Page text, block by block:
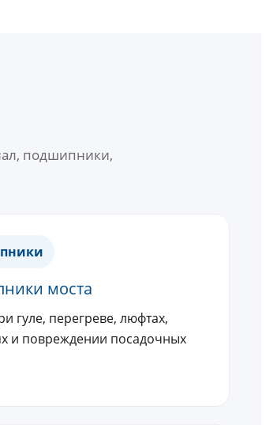
подшипники,
моста
гуле, перегреве, люфтах,
и повреждении посадочных